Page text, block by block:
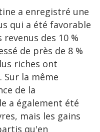
a enregistré une
qui a été favorable
des 10 %
de près de 8 %
riches ont
Sur la même
de la
a également été
mais les gains
qu'en